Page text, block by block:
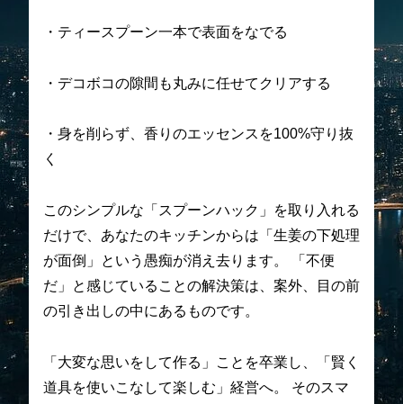
・ティースプーン一本で表面をなでる
・デコボコの隙間も丸みに任せてクリアする
・身を削らず、香りのエッセンスを100%守り抜
く
このシンプルな「スプーンハック」を取り入れる
だけで、あなたのキッチンからは「生姜の下処理
が面倒」という愚痴が消え去ります。 「不便
だ」と感じていることの解決策は、案外、目の前
の引き出しの中にあるものです。
「大変な思いをして作る」ことを卒業し、「賢く
道具を使いこなして楽しむ」経営へ。 そのスマ